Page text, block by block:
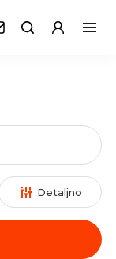
Detaljno